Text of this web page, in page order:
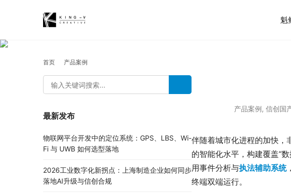
魁
首页 产品案例
产品案例, 信创国
伴随着城市化进程的加快，
的智能化水平，构建覆盖“
用事件分析与执法辅助系统
终端双端运行。
最新发布
物联网平台开发中的定位系统：GPS、LBS、Wi-
Fi 与 UWB 如何选型落地
2026工业数字化新拐点：上海制造企业如何同步
落地AI升级与信创合规